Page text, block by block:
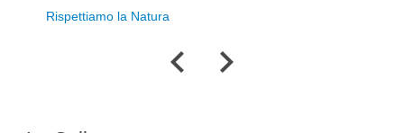
Rispettiamo la Natura